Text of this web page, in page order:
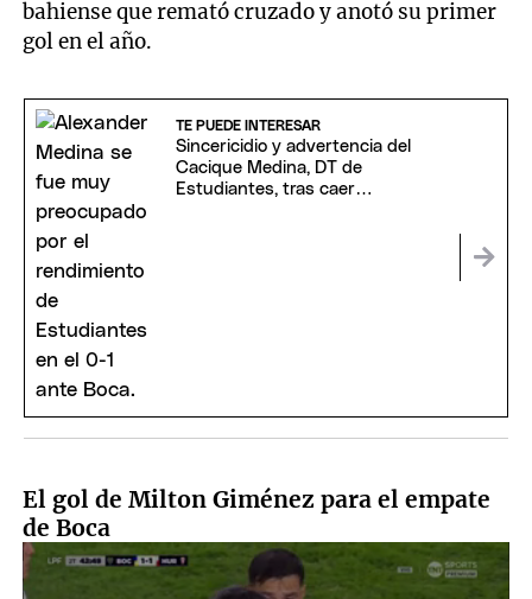
bahiense que remató cruzado y anotó su primer
gol en el año.
TE PUEDE INTERESAR
Sincericidio y advertencia del
Cacique Medina, DT de
Estudiantes, tras caer
El gol de Milton Giménez para el empate
de Boca